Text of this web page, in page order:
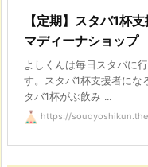
【定期】スタバ1杯
マディーナショップ
よしくんは毎日スタバに
す。スタバ1杯支援者にな
タバ1杯がぶ飲み ...
https://